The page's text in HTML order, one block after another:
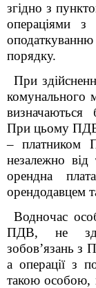
згідно з
операціями з
порядку.
При
комунального
визначаються
При цьому ПДВ
– платником
незалежно
орендна
орендодавцем
Водночас
ПДВ, не
зобов’язань з
а операції з
такою особою,